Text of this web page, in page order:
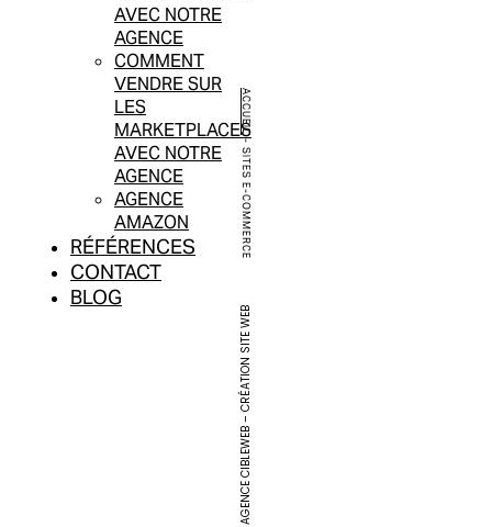
AVEC NOTRE
AGENCE
COMMENT
VENDRE SUR
LES
MARKETPLACES
AVEC NOTRE
AGENCE
AGENCE
AMAZON
RÉFÉRENCES
CONTACT
BLOG
AGENCE CIBLEWEB – CRÉATION SITE WEB
ACCUEIL
-
SITES E-COMMERCE